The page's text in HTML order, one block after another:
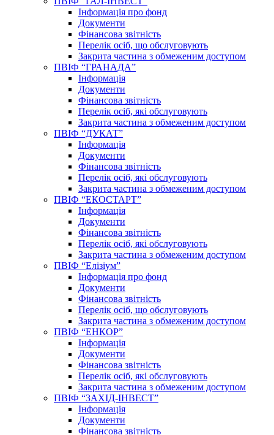
Інформація про фонд
Документи
Фінансова звітність
Перелік осіб, що обслуговують
Закрита частина з обмеженим доступом
ПВІФ “ГРАНАДА”
Інформація
Документи
Фінансова звітність
Перелік осіб, які обслуговують
Закрита частина з обмеженим доступом
ПВІФ “ДУКАТ”
Інформація
Документи
Фінансова звітність
Перелік осіб, які обслуговують
Закрита частина з обмеженим доступом
ПВІФ “ЕКОСТАРТ”
Інформація
Документи
Фінансова звітність
Перелік осіб, які обслуговують
Закрита частина з обмеженим доступом
ПВІФ “Елізіум”
Інформація про фонд
Документи
Фінансова звітність
Перелік осіб, що обслуговують
Закрита частина з обмеженим доступом
ПВІФ “ЕНКОР”
Інформація
Документи
Фінансова звітність
Перелік осіб, які обслуговують
Закрита частина з обмеженим доступом
ПВІФ “ЗАХІД-ІНВЕСТ”
Інформація
Документи
Фінансова звітність